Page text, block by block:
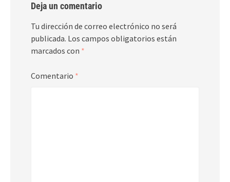
Deja un comentario
Tu dirección de correo electrónico no será
publicada. Los campos obligatorios están
marcados con *
Comentario *